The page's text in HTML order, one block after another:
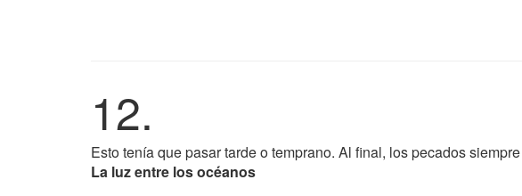
12.
Esto tenía que pasar tarde o temprano. Al final, los pecados
La luz entre los océanos